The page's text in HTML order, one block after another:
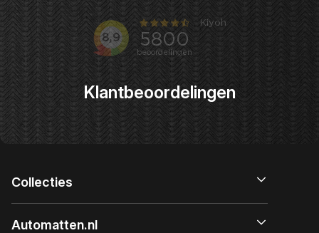
Klantbeoordelingen
Collecties
Automatten.nl